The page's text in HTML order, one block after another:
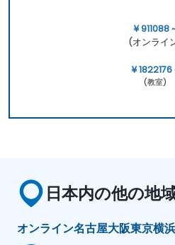
¥ 911088
(オンライ
¥ 1822176
(教室)
日本内の他の地
オンライン名古屋大阪東京横浜